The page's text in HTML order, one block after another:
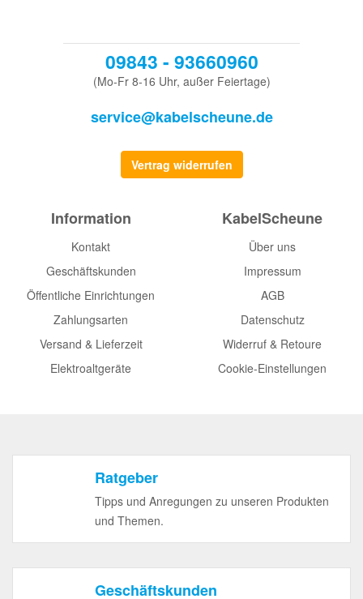
09843 - 93660960
(Mo-Fr 8-16 Uhr, außer Feiertage)
service@kabelscheune.de
Vertrag widerrufen
Information
Kontakt
Geschäftskunden
Öffentliche Einrichtungen
Zahlungsarten
Versand & Lieferzeit
Elektroaltgeräte
KabelScheune
Über uns
Impressum
AGB
Datenschutz
Widerruf & Retoure
Cookie-Einstellungen
Ratgeber
Tipps und Anregungen zu unseren Produkten
und Themen.
Geschäftskunden